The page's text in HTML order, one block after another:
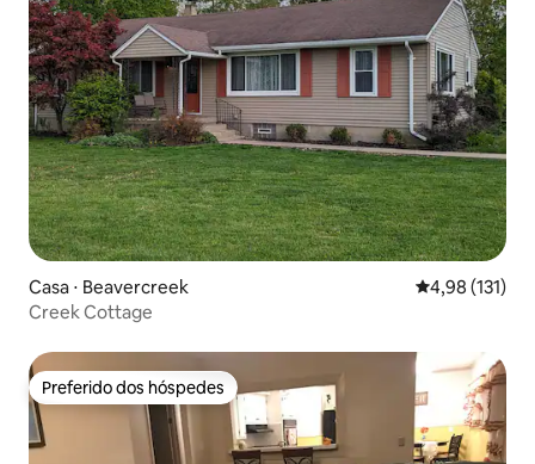
Casa ⋅ Beavercreek 4,98 de uma
4,98 (131)
Creek Cottage
Preferido dos hóspedes
Preferido dos hóspedes